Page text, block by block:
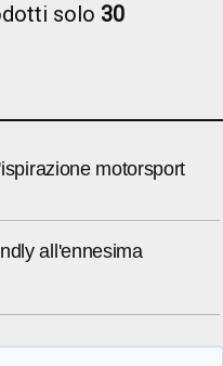
solo 30
motorsport
all'ennesima